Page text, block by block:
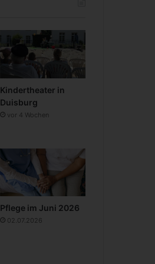
Kindertheater in
Duisburg
vor 4 Wochen
Pflege im Juni 2026
02.07.2026